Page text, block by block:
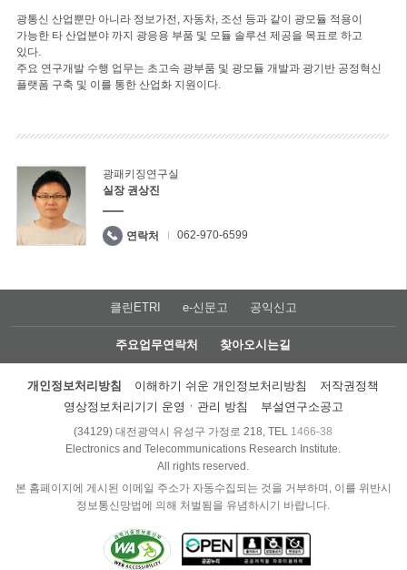
광통신 산업뿐만 아니라 정보가전, 자동차, 조선 등과 같이 광모듈 적용이
가능한 타 산업분야 까지 광응용 부품 및 모듈 솔루션 제공을 목표로 하고
있다.
주요 연구개발 수행 업무는 초고속 광부품 및 광모듈 개발과 광기반 공정혁신
플랫폼 구축 및 이를 통한 산업화 지원이다.
광패키징연구실
실장 권상진
연락처 062-970-6599
클린ETRI e-신문고 공익신고
주요업무연락처 찾아오시는길
개인정보처리방침 이해하기 쉬운 개인정보처리방침
저작권정책
영상정보처리기기 운영ㆍ관리 방침
부설연구소공고
(34129) 대전광역시 유성구 가정로 218, TEL 1466-38
Electronics and Telecommunications Research Institute.
All rights reserved.
본 홈페이지에 게시된 이메일 주소가 자동수집되는 것을 거부하며, 이를 위반시
정보통신망법에 의해 처벌됨을 유념하시기 바랍니다.